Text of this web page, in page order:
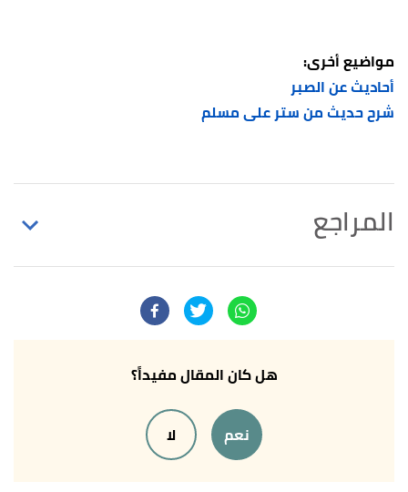
مواضيع أخرى:
أحاديث عن الصبر
شرح حديث من ستر على مسلم
المراجع
عبدالله، الصفحة أو الرقم:2018، صححه الألباني.
الصفحة أو الرقم:2004، حسن.
رواه البخاري ، في صحيح البخاري ، عن عبدالله بن عمر
، الصفحة أو الرقم:3759، صحيح.
هل كان المقال مفيداً؟
نعم لا